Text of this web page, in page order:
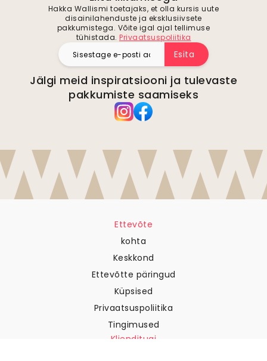
Hakka Wallismi toetajaks, et olla kursis uute
disainilahenduste ja eksklusiivsete
pakkumistega. Võite igal ajal tellimuse
tühistada. Privaatsuspoliitika
Esita
Jälgi meid inspiratsiooni ja tulevaste
pakkumiste saamiseks
Ettevõte
kohta
Keskkond
Ettevõtte päringud
Küpsised
Privaatsuspoliitika
Tingimused
Klienditugi